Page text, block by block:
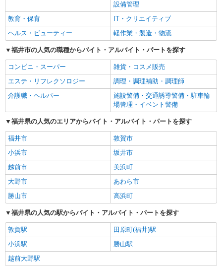
設備管理
教育・保育
IT・クリエイティブ
ヘルス・ビューティー
軽作業・製造・物流
福井市の人気の職種からバイト・アルバイト・パートを探す
コンビニ・スーパー
雑貨・コスメ販売
エステ・リフレクソロジー
調理・調理補助・調理師
介護職・ヘルパー
施設警備・交通誘導警備・駐車輪
場管理・イベント警備
福井県の人気のエリアからバイト・アルバイト・パートを探す
福井市
敦賀市
小浜市
坂井市
越前市
美浜町
大野市
あわら市
勝山市
高浜町
福井県の人気の駅からバイト・アルバイト・パートを探す
敦賀駅
田原町(福井)駅
小浜駅
勝山駅
越前大野駅